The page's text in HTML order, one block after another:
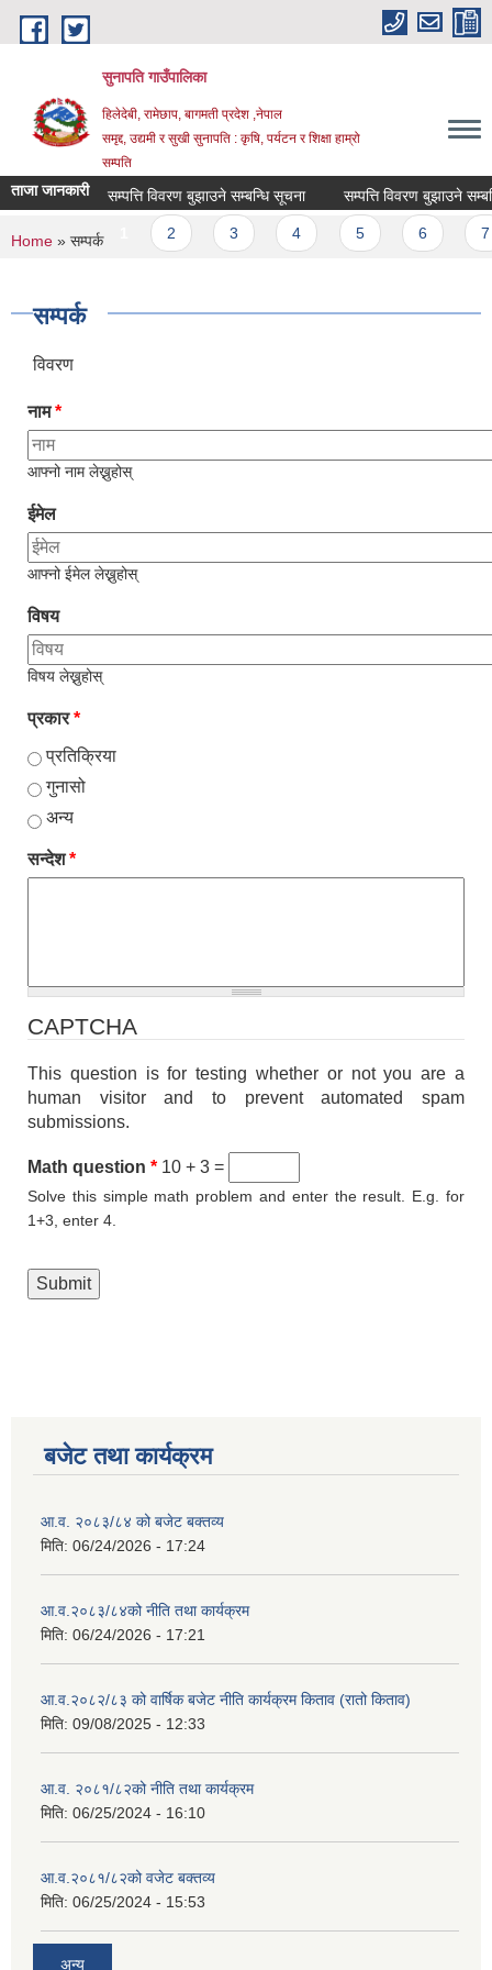
Skip to main content
सुनापति गाउँपालिका
हिलेदेबी, रामेछाप, बागमती प्रदेश ,नेपाल
समृद्द, उद्यमी र सुखी सुनापति : कृषि, पर्यटन र शिक्षा हाम्रो
सम्पति
ताजा जानकारीसम्पत्ति विवरण बुझाउने सम्बन्धि सूचना सम्पत्ति विवरण बुझाउने
Pages
1
You are here
Home » सम्पर्क
सम्पर्क
विवरण
नाम*
आफ्नो नाम लेख्नुहोस्
ईमेल
आफ्नो ईमेल लेख्नुहोस्
विषय
विषय लेख्नुहोस्
प्रकार*
प्रतिक्रिया
गुनासो
अन्य
सन्देश*
CAPTCHA
This question is for testing whether or not you are a
human visitor and to prevent automated spam
submissions.
Math question * 10 + 3 =
Solve this simple math problem and enter the result. E.g. for
1+3, enter 4.
बजेट तथा कार्यक्रम
आ.व. २०८३/८४ को बजेट बक्तव्य
मिति: 06/24/2026 - 17:24
आ.व.२०८३/८४को नीति तथा कार्यक्रम
मिति: 06/24/2026 - 17:21
आ.व.२०८२/८३ को वार्षिक बजेट नीति कार्यक्रम किताव (रातो किताव)
मिति: 09/08/2025 - 12:33
आ.व. २०८१/८२को नीति तथा कार्यक्रम
मिति: 06/25/2024 - 16:10
आ.व.२०८१/८२को वजेट बक्तव्य
मिति: 06/25/2024 - 15:53
अन्य